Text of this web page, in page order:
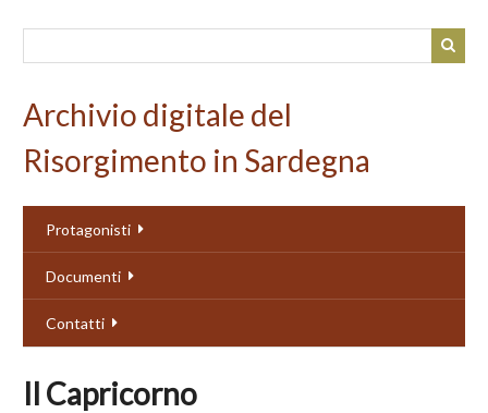
Archivio digitale del
Risorgimento in Sardegna
Protagonisti
Documenti
Contatti
Il Capricorno